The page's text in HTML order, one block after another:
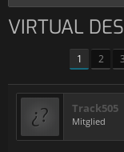
VIRTUAL
1 2 3
Track505
Mitglied